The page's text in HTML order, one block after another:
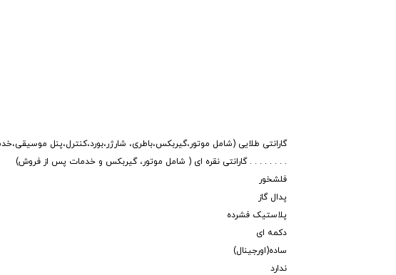
گارانتی طلایی (شامل موتور،گیربکس،باطری، شارژر،بورد،کنترل،پنل
. . . . . . . . گارانتی نقره ای ( شامل موتور، گیربکس و خدمات پس از فروش)
فلشخور
پدال گاز
پلاستیک فشرده
دکمه ای
ساده(اورجینال)
ندارد